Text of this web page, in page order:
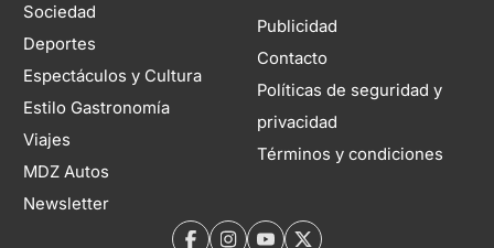
Sociedad
Deportes
Espectáculos y Cultura
Estilo Gastronomía
Viajes
MDZ Autos
Newsletter
Publicidad
Contacto
Políticas de seguridad y
privacidad
Términos y condiciones